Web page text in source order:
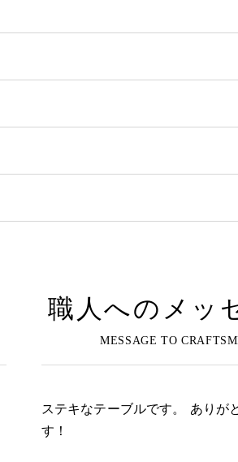
職人へのメッ
ステキなテーブルです。 ありが
す！